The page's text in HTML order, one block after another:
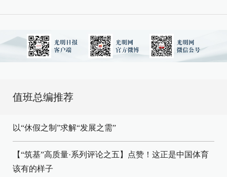
值班总编推荐
以“休假之制”求解“发展之需”
【“筑基”高质量·系列评论之五】点赞！这正是中国体育
该有的样子